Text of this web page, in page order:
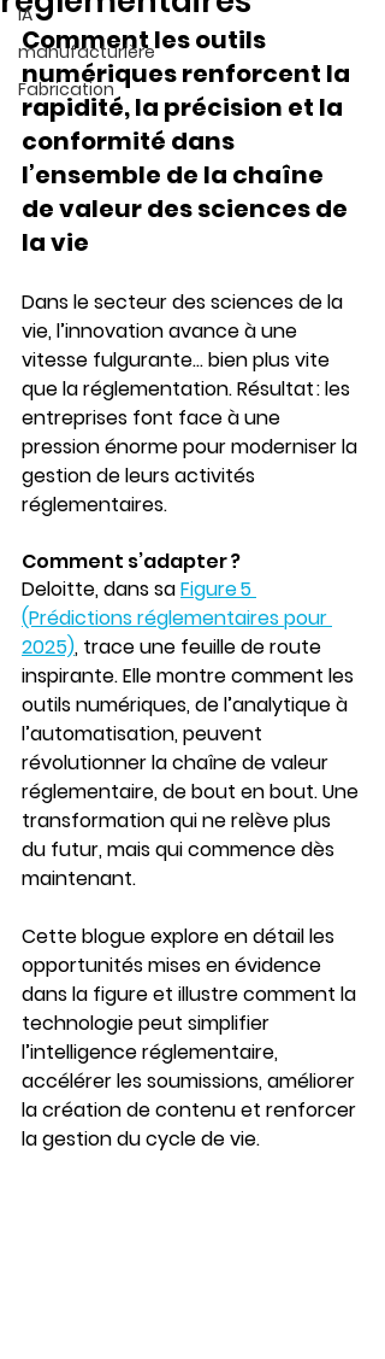
IA
manufacturière
Fabrication
Comment les outils
numériques renforcent la
rapidité, la précision et la
conformité dans
l’ensemble de la chaîne
de valeur des sciences de
la vie
Dans le secteur des sciences de la
vie, l’innovation avance à une
vitesse fulgurante… bien plus vite
que la réglementation. Résultat : les
entreprises font face à une
pression énorme pour moderniser la
gestion de leurs activités
réglementaires.
Comment s’adapter ?
Deloitte, dans sa Figure 5
(Prédictions réglementaires pour
2025), trace une feuille de route
inspirante. Elle montre comment les
outils numériques, de l’analytique à
l’automatisation, peuvent
révolutionner la chaîne de valeur
réglementaire, de bout en bout. Une
transformation qui ne relève plus
du futur, mais qui commence dès
maintenant.
Cette blogue explore en détail les
opportunités mises en évidence
dans la figure et illustre comment la
technologie peut simplifier
l’intelligence réglementaire,
accélérer les soumissions, améliorer
la création de contenu et renforcer
la gestion du cycle de vie.